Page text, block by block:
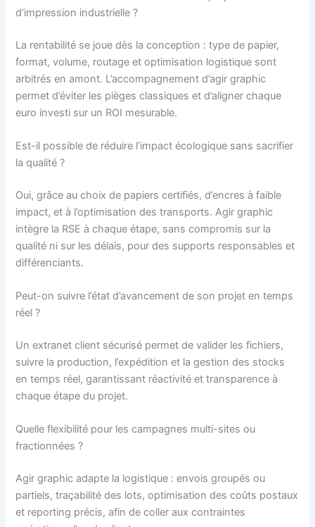
d’impression industrielle ?
La rentabilité se joue dès la conception : type de papier,
format, volume, routage et optimisation logistique sont
arbitrés en amont. L’accompagnement d’agir graphic
permet d’éviter les pièges classiques et d’aligner chaque
euro investi sur un ROI mesurable.
Est-il possible de réduire l’impact écologique sans sacrifier
la qualité ?
Oui, grâce au choix de papiers certifiés, d’encres à faible
impact, et à l’optimisation des transports. Agir graphic
intègre la RSE à chaque étape, sans compromis sur la
qualité ni sur les délais, pour des supports responsables et
différenciants.
Peut-on suivre l’état d’avancement de son projet en temps
réel ?
Un extranet client sécurisé permet de valider les fichiers,
suivre la production, l’expédition et la gestion des stocks
en temps réel, garantissant réactivité et transparence à
chaque étape du projet.
Quelle flexibilité pour les campagnes multi-sites ou
fractionnées ?
Agir graphic adapte la logistique : envois groupés ou
partiels, traçabilité des lots, optimisation des coûts postaux
et reporting précis, afin de coller aux contraintes